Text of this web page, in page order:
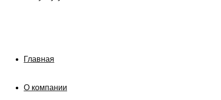
Главная
О компании